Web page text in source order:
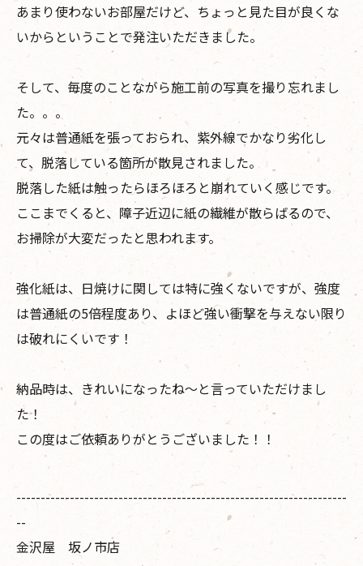
あまり使わないお部屋だけど、ちょっと見た目が良くな
いからということで発注いただきました。
そして、毎度のことながら施工前の写真を撮り忘れまし
た。。。
元々は普通紙を張っておられ、紫外線でかなり劣化し
て、脱落している箇所が散見されました。
脱落した紙は触ったらほろほろと崩れていく感じです。
ここまでくると、障子近辺に紙の繊維が散らばるので、
お掃除が大変だったと思われます。
強化紙は、日焼けに関しては特に強くないですが、強度
は普通紙の5倍程度あり、よほど強い衝撃を与えない限り
は破れにくいです！
納品時は、きれいになったね〜と言っていただけまし
た！
この度はご依頼ありがとうございました！！
--------------------------------------------------------------------
--
金沢屋 坂ノ市店